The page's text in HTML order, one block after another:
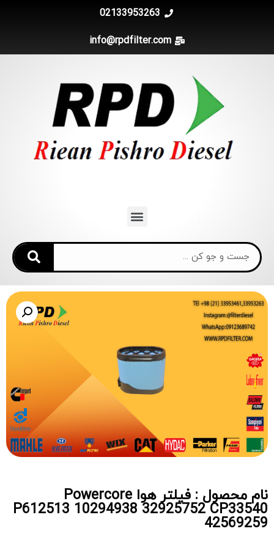
02133953263
info@rpdfilter.com
نام محصول : فیلتر هوا Powercore
P612513 10294938 32925752 CP33540
42569259